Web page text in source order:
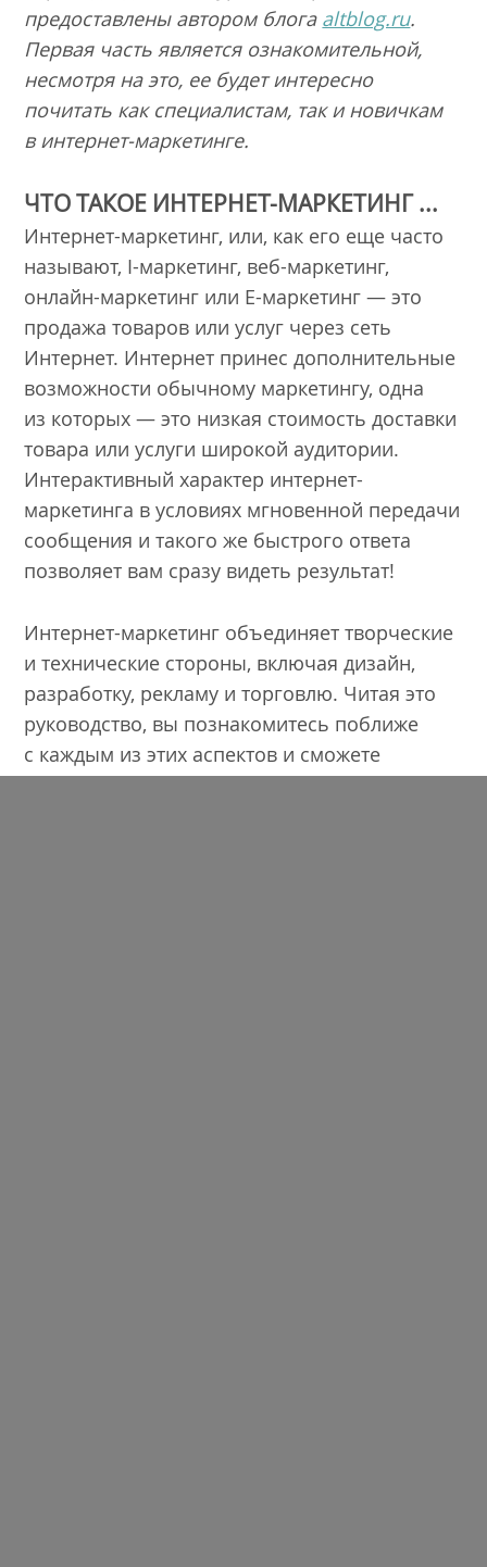
предоставлены автором блога altblog.ru.
Первая часть является ознакомительной,
несмотря на это, ее будет интересно
почитать как специалистам, так и новичкам
в интернет-маркетинге.
ЧТО ТАКОЕ ИНТЕРНЕТ-МАРКЕТИНГ ...
Интернет-маркетинг, или, как его еще часто
называют, I-маркетинг, веб-маркетинг,
онлайн-маркетинг или E-маркетинг — это
продажа товаров или услуг через сеть
Интернет. Интернет принес дополнительные
возможности обычному маркетингу, одна
из которых — это низкая стоимость доставки
товара или услуги широкой аудитории.
Интерактивный характер интернет-
маркетинга в условиях мгновенной передачи
сообщения и такого же быстрого ответа
позволяет вам сразу видеть результат!
Интернет-маркетинг объединяет творческие
и технические стороны, включая дизайн,
разработку, рекламу и торговлю. Читая это
руководство, вы познакомитесь поближе
с каждым из этих аспектов и сможете
успешно запустить свой сайт.